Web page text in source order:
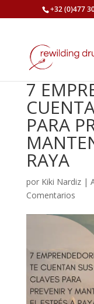
+32 (0)477
7
PARA
RAYA
por Kiki Nardiz|
Comentarios